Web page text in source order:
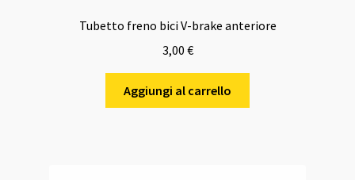
Tubetto freno bici V-brake anteriore
3,00 €
Aggiungi al carrello